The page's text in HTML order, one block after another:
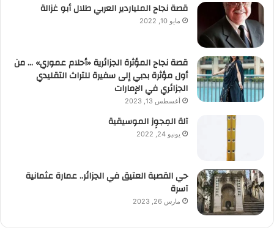
قصة نجاح الملياردير العربي طلال أبو غزالة
مايو 10, 2022
قصة نجاح المؤثرة الجزائرية «أحلام عموري» … من
أول مؤثرة بدبي إلى سفيرة للتراث التقليدي
الجزائري في الإمارات
أغسطس 13, 2023
آلة المِجوِز الموسيقية‎‎
يونيو 24, 2022
حي القصبة العتيق في الجزائر.. عمارة عثمانية
آسرة
مارس 26, 2023